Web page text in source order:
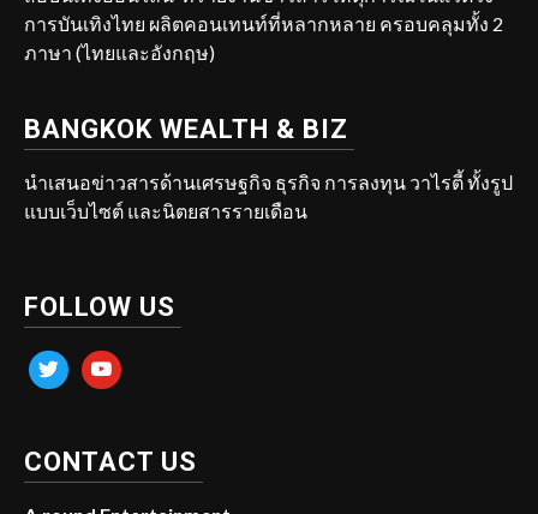
การบันเทิงไทย ผลิตคอนเทนท์ที่หลากหลาย ครอบคลุมทั้ง 2
ภาษา (ไทยและอังกฤษ)
BANGKOK WEALTH & BIZ
นำเสนอข่าวสารด้านเศรษฐกิจ ธุรกิจ การลงทุน วาไรตี้ ทั้งรูป
แบบเว็บไซต์ และนิตยสารรายเดือน
FOLLOW US
twitter youtube
CONTACT US